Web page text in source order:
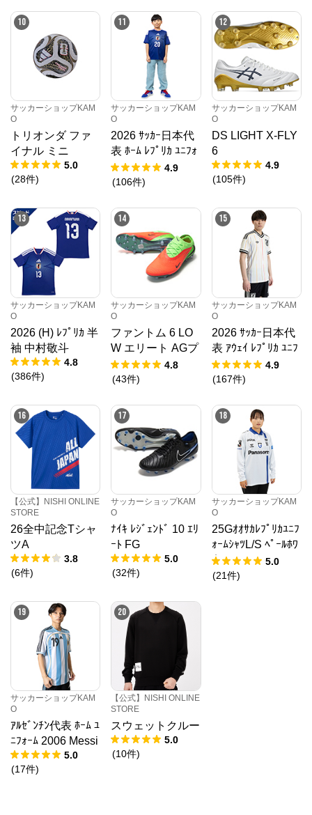
10
サッカーショップKAM
O
トリオンダ ファ
イナル ミニ
5.0
(28件)
11
サッカーショップKAM
O
2026 ｻｯｶｰ日本代
表 ﾎｰﾑ ﾚﾌﾟﾘｶ ﾕﾆﾌｫ
ｰﾑ KIDS
4.9
(106件)
12
サッカーショップKAM
O
DS LIGHT X-FLY
6
4.9
(105件)
13
サッカーショップKAM
O
2026 (H) ﾚﾌﾟﾘｶ 半
袖 中村敬斗
4.8
(386件)
14
サッカーショップKAM
O
ファントム 6 LO
W エリート AGプ
ロ EH
4.8
(43件)
15
サッカーショップKAM
O
2026 ｻｯｶｰ日本代
表 ｱｳｪｲ ﾚﾌﾟﾘｶ ﾕﾆﾌ
ｫｰﾑ
4.9
(167件)
16
【公式】NISHI ONLINE
STORE
26全中記念Tシャ
ツA
3.8
(6件)
17
サッカーショップKAM
O
ﾅｲｷ ﾚｼﾞｪﾝﾄﾞ 10 ｴﾘ
ｰﾄ FG
5.0
(32件)
18
サッカーショップKAM
O
25Gｵｵｻｶﾚﾌﾟﾘｶﾕﾆﾌ
ｫｰﾑｼｬﾂL/S ﾍﾟｰﾙﾎﾜ
ｲﾄ
5.0
(21件)
19
サッカーショップKAM
O
ｱﾙｾﾞﾝﾁﾝ代表 ﾎｰﾑ ﾕ
ﾆﾌｫｰﾑ 2006 Messi
5.0
(17件)
20
【公式】NISHI ONLINE
STORE
スウェットクルー
5.0
(10件)
公式ECサイト
※外部サイトが開きます
メガスポーツ公式サイト からのコメント
スポーツ・アウトドア用品ならスポーツオーソリテ
ィ。ランニング、野球、サッカー、バスケ、ライトレ
ジャーと各ブランドの新商品を多数ご紹介！